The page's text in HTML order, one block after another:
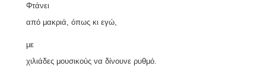
Φτάνει
από μακριά, όπως κι εγώ,
με
χιλιάδες μουσικούς να δίνουνε ρυθμό.